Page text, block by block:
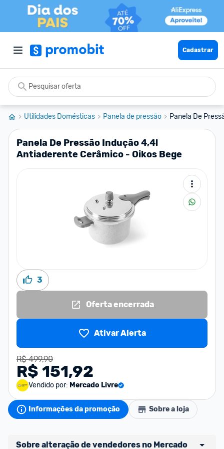
Cadastrar
Utilidades Domésticas Panela de pressão Panela De
Panela De Pressão Indução 4,4l
Antiaderente Cerâmico - Oikos Bege
3
Oferta encerrada
Ativar Alerta
R$ 499,90
R$ 151,92
Vendido por: Mercado Livre
Informações da promoção Sobre a loja
Sobre alteração de vendedores no Mercado